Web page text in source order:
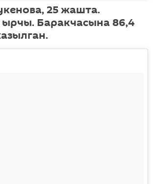
25 жашта.
Баракчасына 86,4